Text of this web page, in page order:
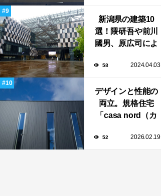
数！
新潟県の建築10
選！隈研吾や前川
國男、原広司によ
染む至極の建築揃
58 2024.04.03
デザインと性能の
両立。規格住宅
「casa nord（カ
のスリット窓に隠
52 2026.02.19